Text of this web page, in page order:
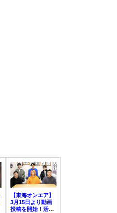
【東海オンエア】
3月15日より動画
投稿を開始！活動